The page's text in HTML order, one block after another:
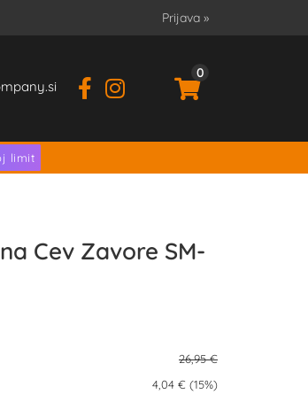
Prijava »
0
limit
Cev Zavore SM-
26,95 €
4,04 € (15%)